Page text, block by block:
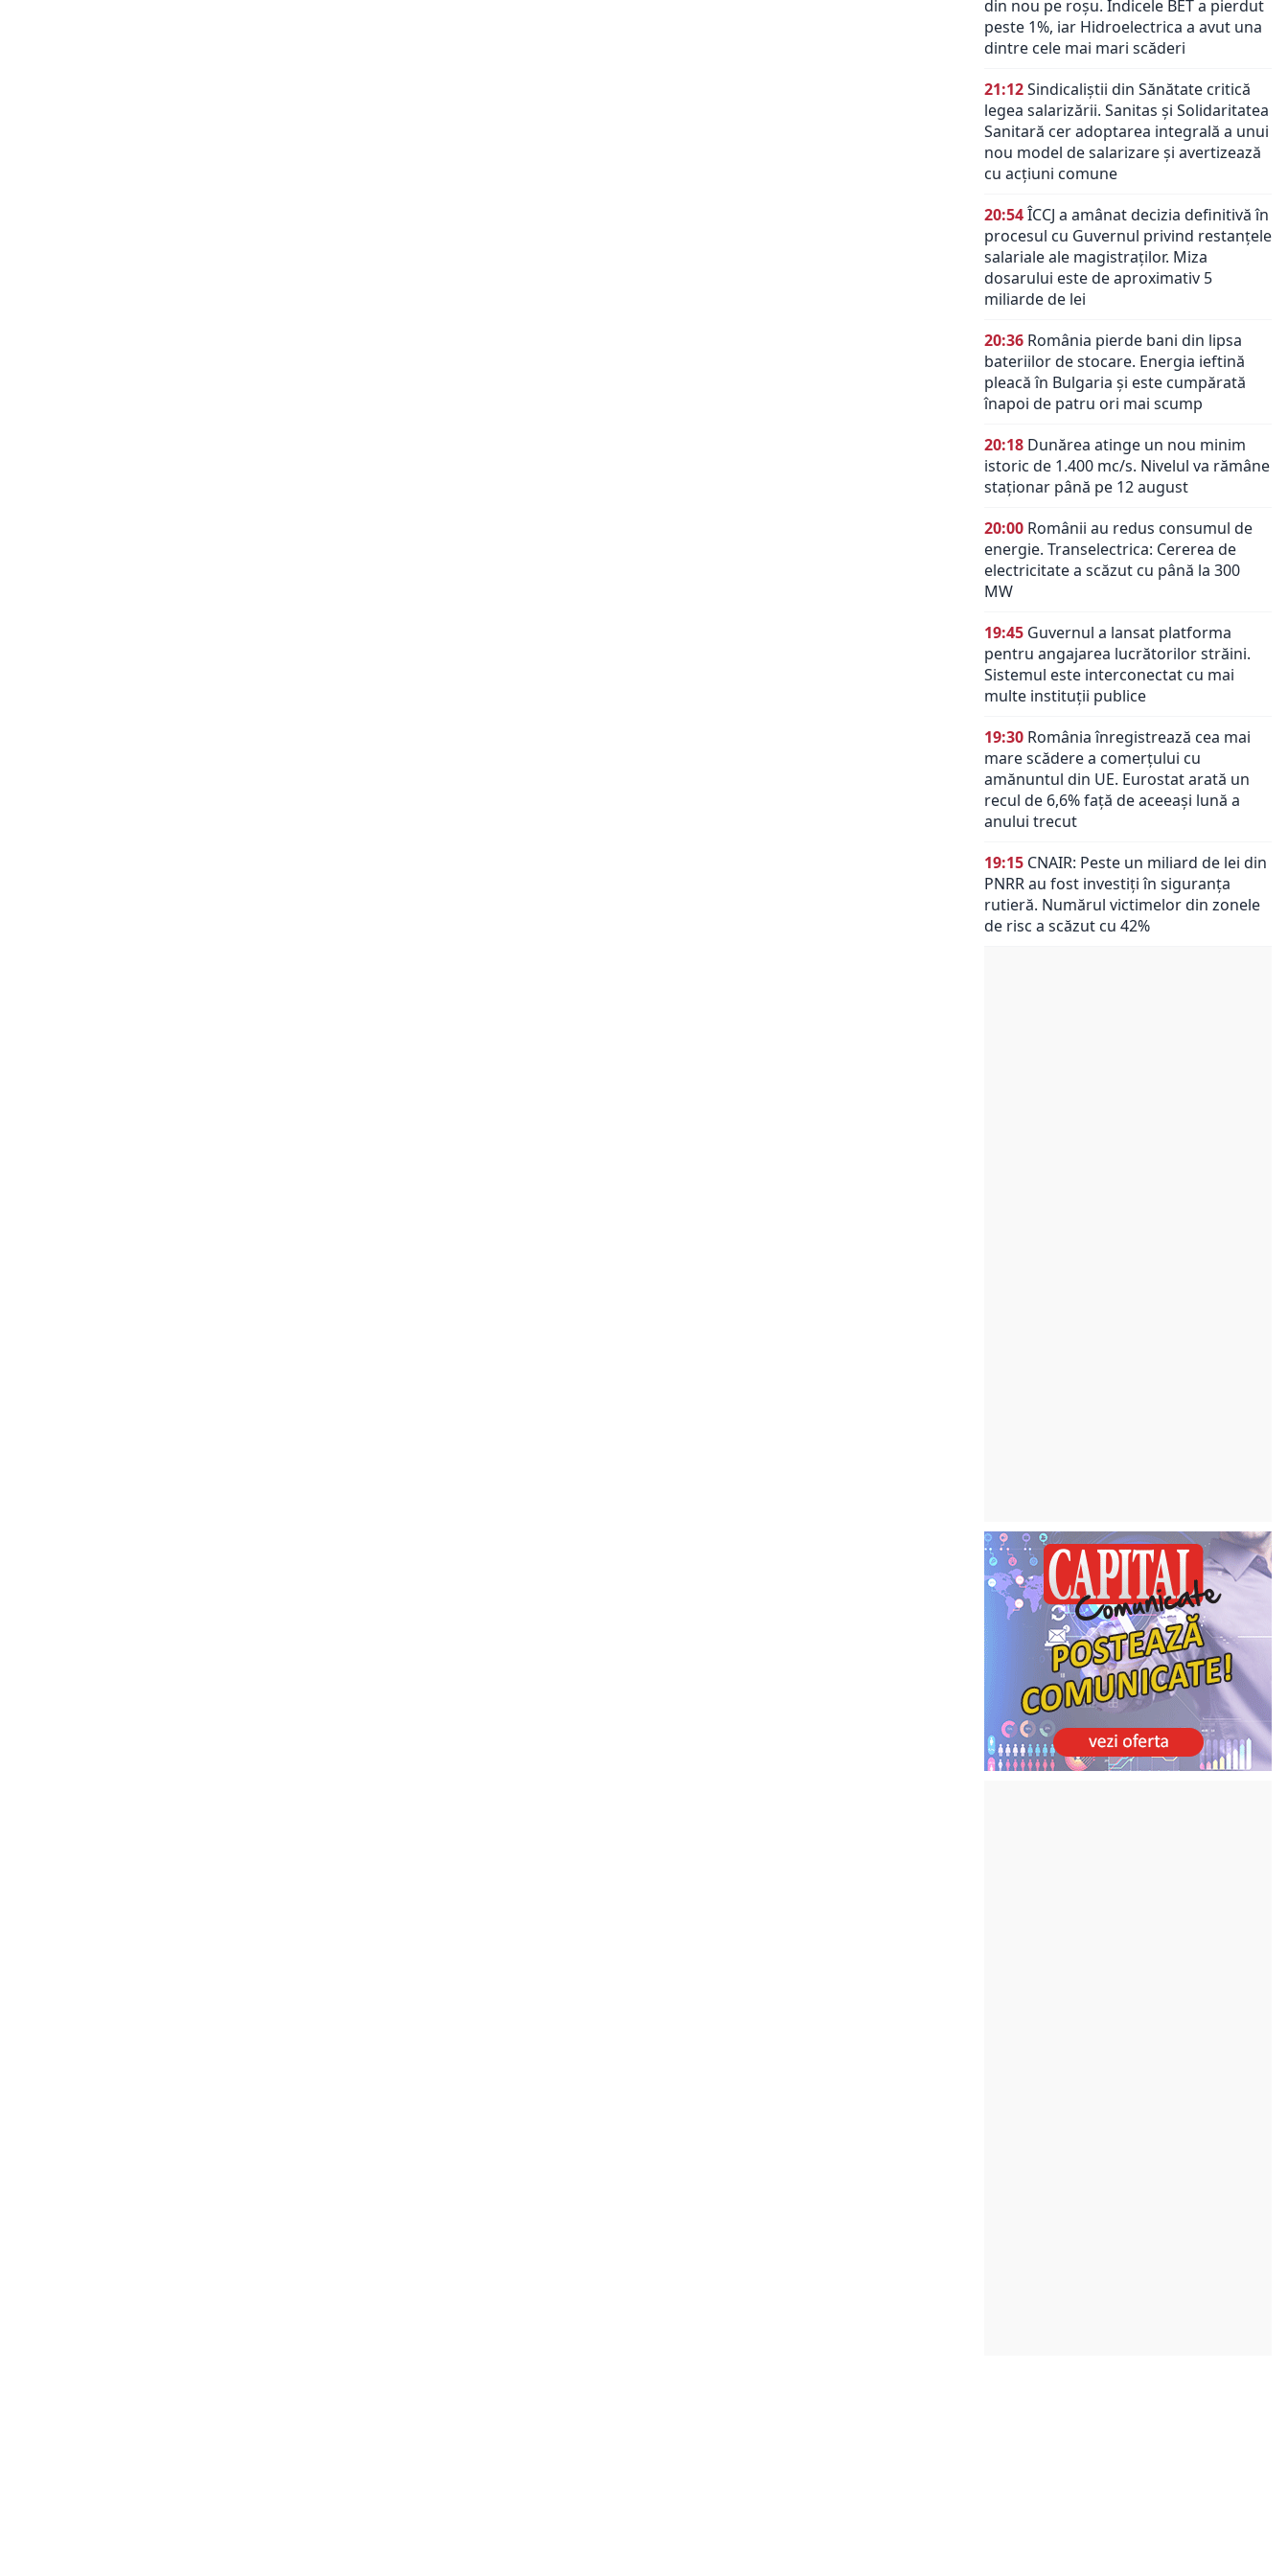
din nou pe roșu. Indicele BET a pierdut
peste 1%, iar Hidroelectrica a avut una
dintre cele mai mari scăderi
21:12Sindicaliștii din Sănătate critică
legea salarizării. Sanitas și Solidaritatea
Sanitară cer adoptarea integrală a unui
nou model de salarizare și avertizează
cu acțiuni comune
20:54ÎCCJ a amânat decizia definitivă în
procesul cu Guvernul privind restanțele
salariale ale magistraților. Miza
dosarului este de aproximativ 5
miliarde de lei
20:36 România pierde bani din lipsa
bateriilor de stocare. Energia ieftină
pleacă în Bulgaria și este cumpărată
înapoi de patru ori mai scump
20:18 Dunărea atinge un nou minim
istoric de 1.400 mc/s. Nivelul va rămâne
staționar până pe 12 august
20:00 Românii au redus consumul de
energie. Transelectrica: Cererea de
electricitate a scăzut cu până la 300
MW
19:45 Guvernul a lansat platforma
pentru angajarea lucrătorilor străini.
Sistemul este interconectat cu mai
multe instituții publice
19:30 România înregistrează cea mai
mare scădere a comerțului cu
amănuntul din UE. Eurostat arată un
recul de 6,6% față de aceeași lună a
anului trecut
19:15 CNAIR: Peste un miliard de lei din
PNRR au fost investiți în siguranța
rutieră. Numărul victimelor din zonele
de risc a scăzut cu 42%